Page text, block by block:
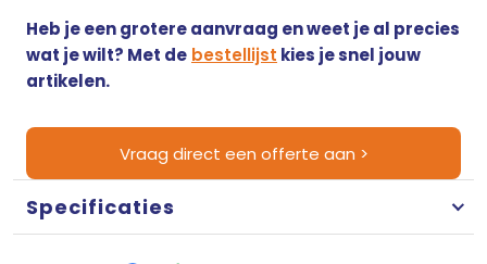
Heb je een grotere aanvraag en weet je al precies
wat je wilt? Met de bestellijst kies je snel jouw
artikelen.
Vraag direct een offerte aan >
Specificaties